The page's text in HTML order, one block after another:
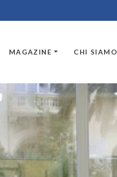
MAGAZINE CHI SIAMO